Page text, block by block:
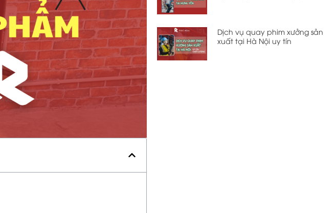
Dịch vụ quay phim xưởng sản
xuất tại Hà Nội uy tín